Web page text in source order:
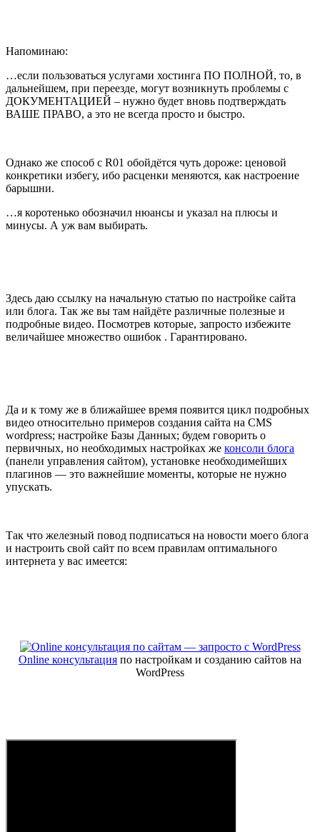
Напоминаю:
…если пользоваться услугами хостинга ПО ПОЛНОЙ, то, в
дальнейшем, при переезде, могут возникнуть проблемы с
ДОКУМЕНТАЦИЕЙ – нужно будет вновь подтверждать
ВАШЕ ПРАВО, а это не всегда просто и быстро.
Однако же способ с R01 обойдётся чуть дороже: ценовой
конкретики избегу, ибо расценки меняются, как настроение
барышни.
…я коротенько обозначил нюансы и указал на плюсы и
минусы. А уж вам выбирать.
Здесь даю ссылку на начальную статью по настройке сайта
или блога. Так же вы там найдёте различные полезные и
подробные видео. Посмотрев которые, запросто избежите
величайшее множество ошибок . Гарантировано.
Да и к тому же в ближайшее время появится цикл подробных
видео относительно примеров создания сайта на CMS
wordpress; настройке Базы Данных; будем говорить о
первичных, но необходимых настройках же консоли блога
(панели управления сайтом), установке необходимейших
плагинов — это важнейшие моменты, которые не нужно
упускать.
Так что железный повод подписаться на новости моего блога
и настроить свой сайт по всем правилам оптимального
интернета у вас имеется:
Online консультация по настройкам и созданию сайтов на
WordPress